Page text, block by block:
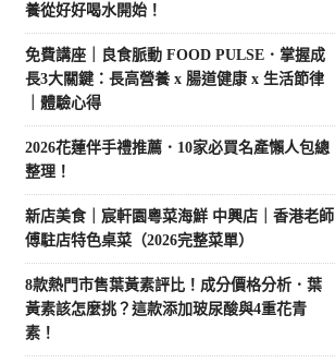
養從好好喝水開始！
免費講座｜良食脈動 FOOD PULSE．掌握成
長3大關鍵：長高營養 x 腸道健康 x 生活節律
｜體驗心得
2026花蓮伴手禮推薦．10家必買名產懶人包總
整理！
新店美食｜宸軒園粵菜海鮮 中興店｜香港老師
傅駐店特色桌菜（2026完整菜單）
8款熱門市售葉黃素評比！成分價格分析．葉
黃素該怎麼挑？這款添加玻尿酸與4重花青
素！